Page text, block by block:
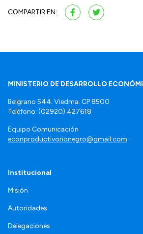
COMPARTIR EN:
MINISTERIO DE DESARROLLO
Belgrano 544. Viedma. CP 8500
Teléfono: (02920) 427618
Equipo Comunicación
econproductivorionegro@gmail.com
Institucional
Misión
Autoridades
Delegaciones